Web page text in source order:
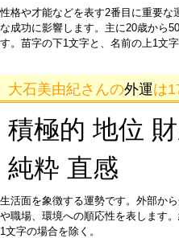
性格や才能などを表す2番目に重要な
な成功に影響します。主に20歳から
す。苗字の下1文字と、名前の上1文字
大石美由紀さんの外運は
積極的 地位
純粋 直感
生活面を象徴する運勢です。外部か
や職場、環境への順応性を表します
1文字の場合を除く。